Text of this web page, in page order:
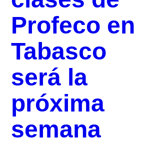
Profeco en
Tabasco
será la
próxima
semana